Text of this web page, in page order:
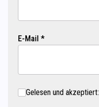
E-Mail *
Gelesen und akzeptiert: